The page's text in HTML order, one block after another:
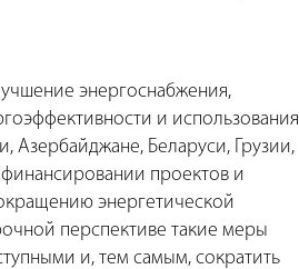
энергоснабжения,
и использования
Азербайджане, Беларуси, Грузии,
проектов и
энергетической
перспективе такие меры
и, тем самым, сократить